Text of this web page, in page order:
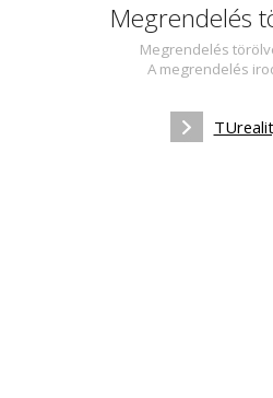
Megrendelés
Megrendelés
A megrendelés